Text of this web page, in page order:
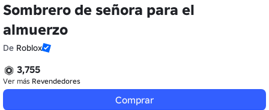
Sombrero de señora para el
almuerzo
De Roblox
3,755
Ver más Revendedores
Comprar